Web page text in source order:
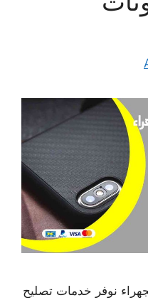
نوفر خدمات تصليح